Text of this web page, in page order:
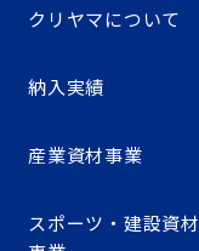
クリヤマについて
納入実績
産業資材事業
スポーツ・建設資材